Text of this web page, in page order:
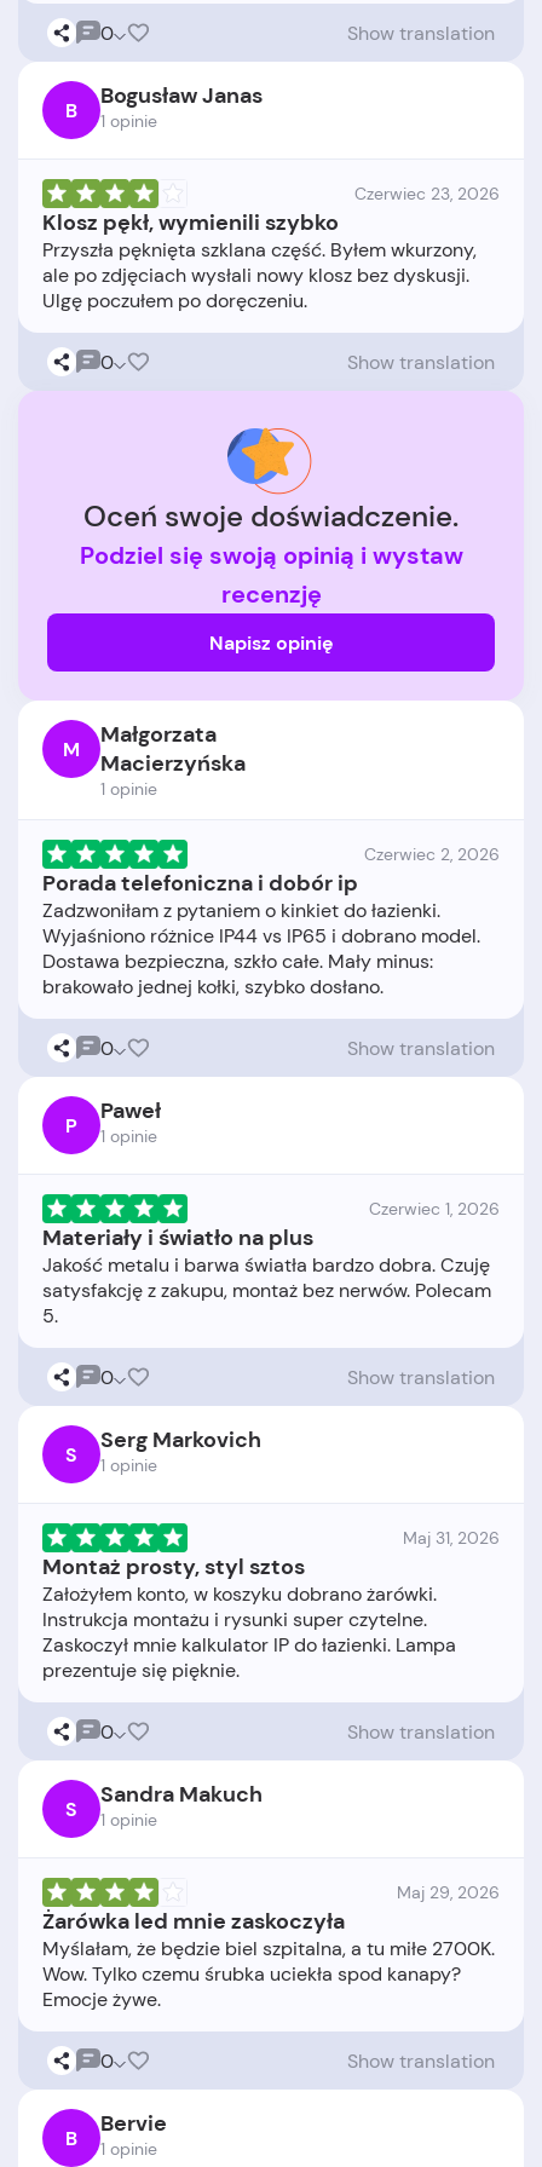
0 Show translation
B Bogusław Janas
1 opinie
Czerwiec 23, 2026
Klosz pękł, wymienili szybko
Przyszła pęknięta szklana część. Byłem wkurzony,
ale po zdjęciach wysłali nowy klosz bez dyskusji.
0 Show translation
Oceń swoje doświadczenie.
Podziel się swoją opinią i wystaw
recenzję
Napisz opinię
M
Małgorzata
Macierzyńska
1 opinie
Czerwiec 2, 2026
Porada telefoniczna i dobór ip
Zadzwoniłam z pytaniem o kinkiet do łazienki.
Wyjaśniono różnice IP44 vs IP65 i dobrano model.
Dostawa bezpieczna, szkło całe. Mały minus:
0 Show translation
P Paweł
1 opinie
Czerwiec 1, 2026
Materiały i światło na plus
Jakość metalu i barwa światła bardzo dobra. Czuję
satysfakcję z zakupu, montaż bez nerwów. Polecam
0 Show translation
S Serg Markovich
1 opinie
Maj 31, 2026
Montaż prosty, styl sztos
Założyłem konto, w koszyku dobrano żarówki.
Instrukcja montażu i rysunki super czytelne.
Zaskoczył mnie kalkulator IP do łazienki. Lampa
0 Show translation
S Sandra Makuch
1 opinie
Maj 29, 2026
Żarówka led mnie zaskoczyła
Myślałam, że będzie biel szpitalna, a tu miłe 2700K.
Wow. Tylko czemu śrubka uciekła spod kanapy?
0 Show translation
B Bervie
1 opinie